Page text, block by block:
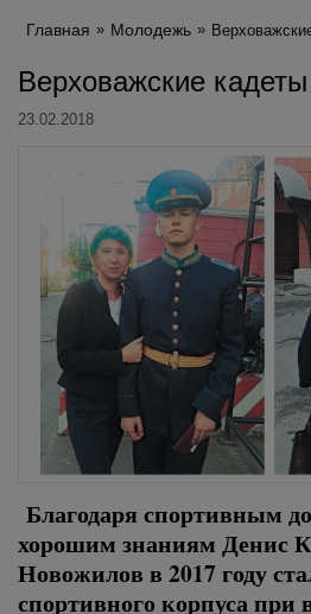
Главная Молодежь
Верховажские кадеты
23.02.2018
Благодаря спортивным
хорошим знаниям Денис
Новожилов в 2017 году
спортивного корпуса при